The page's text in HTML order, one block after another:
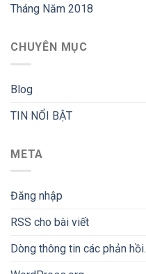
Tháng Năm 2018
CHUYÊN MỤC
Blog
TIN NỔI BẬT
META
Đăng nhập
RSS cho bài viết
Dòng thông tin các phản hồi.